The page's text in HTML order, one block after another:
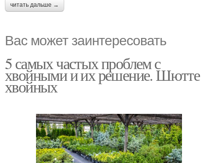
читать дальше →
Вас может заинтересовать
5 самых частых проблем с
хвойными и их решение. Шютте
хвойных